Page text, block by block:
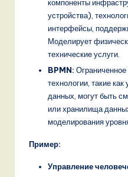
компоненты
устройства),
интерфейсы,
Моделирует
технические услуги.
BPMN:
технологии, такие
данных, могут быть
или хранилища
моделирования
Пример:
Управление